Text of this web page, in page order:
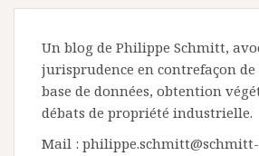
Un blog de Philippe Schmitt,
jurisprudence en contrefaçon de
base de données, obtention
débats de propriété industrielle.
Mail :